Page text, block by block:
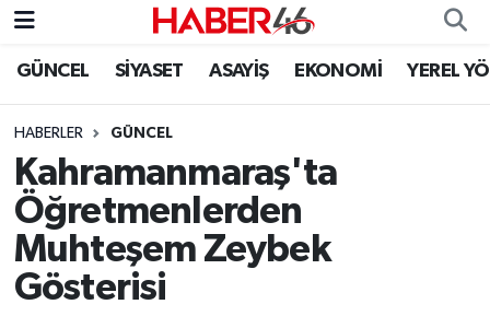
GÜNCEL SİYASET ASAYİŞ EKONOMİ YEREL
HABERLER GÜNCEL
Kahramanmaraş'ta
Öğretmenlerden
Muhteşem Zeybek
Gösterisi
GÜNCEL
SİYASET
EKONOMİ
SPOR
YAŞAM
Nöbetçi Eczaneler
Hava Durumu
Kahramanmaraş Namaz Vakitleri
Trafik Durumu
Süper Lig Puan Durumu ve Fikstür